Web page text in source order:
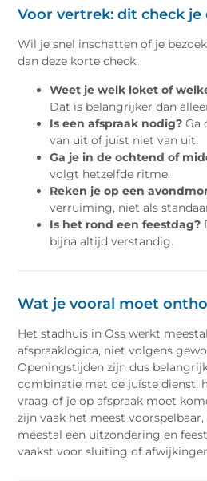
Voor vertrek: dit check je
Wil je snel inschatten of je
dan deze korte check:
Weet je welk loket of
Dat is belangrijker dan
Is een afspraak nodig? Ga
van uit of juist niet van uit.
Ga je in de ochtend of
volgt hetzelfde ritme.
Reken je op een
verruiming, niet als
Is het rond een feestdag?
bijna altijd verstandig.
Wat je vooral moet
Het stadhuis in Oss werkt
afspraaklogica, niet volgens
Openingstijden zijn dus
combinatie met de juiste dienst,
vraag of je op afspraak moet
zijn vaak het meest
meestal een uitzondering en
vaakst voor sluiting of